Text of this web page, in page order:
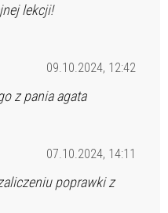
lekcji!
09.10.2024, 12:42
z pania agata
07.10.2024, 14:11
poprawki z